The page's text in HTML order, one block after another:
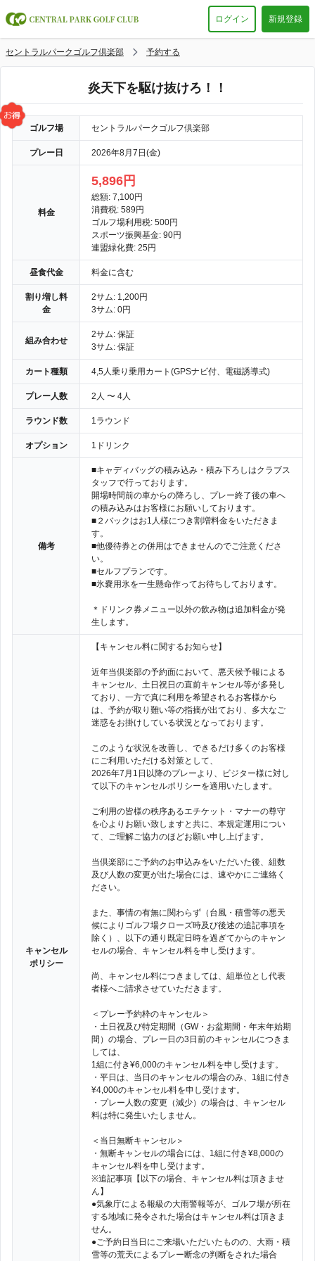
ログイン 新規登録
セントラルパークゴルフ倶楽部 予約する
炎天下を駆け抜けろ！！
ゴルフ場 セントラルパークゴルフ倶楽部
プレー日 2026年8月7日(金)
料金
5,896円
総額: 7,100円
消費税: 589円
ゴルフ場利用税: 500円
スポーツ振興基金: 90円
連盟緑化費: 25円
昼食代金 料金に含む
割り増し料
金
2サム: 1,200円
3サム: 0円
組み合わせ
2サム: 保証
3サム: 保証
カート種類 4,5人乗り乗用カート(GPSナビ付、電磁誘導式)
プレー人数 2人 〜 4人
ラウンド数 1ラウンド
オプション 1ドリンク
備考
■キャディバッグの積み込み・積み下ろしはクラブス
タッフで行っております。
開場時間前の車からの降ろし、プレー終了後の車へ
の積み込みはお客様にお願いしております。
■２バックはお1人様につき割増料金をいただきま
す。
■他優待券との併用はできませんのでご注意くださ
い。
■セルフプランです。
■氷嚢用氷を一生懸命作ってお待ちしております。
＊ドリンク券メニュー以外の飲み物は追加料金が発
生します。
キャンセル
ポリシー
【キャンセル料に関するお知らせ】
近年当倶楽部の予約面において、悪天候予報による
キャンセル、土日祝日の直前キャンセル等が多発し
ており、一方で真に利用を希望されるお客様から
は、予約が取り難い等の指摘が出ており、多大なご
迷惑をお掛けしている状況となっております。
このような状況を改善し、できるだけ多くのお客様
にご利用いただける対策として、
2026年7月1日以降のプレーより、ビジター様に対し
て以下のキャンセルポリシーを適用いたします。
ご利用の皆様の秩序あるエチケット・マナーの尊守
を心よりお願い致しますと共に、本規定運用につい
て、ご理解ご協力のほどお願い申し上げます。
当倶楽部にご予約のお申込みをいただいた後、組数
及び人数の変更が出た場合には、速やかにご連絡く
ださい。
また、事情の有無に関わらず（台風・積雪等の悪天
候によりゴルフ場クローズ時及び後述の追記事項を
除く）、以下の通り既定日時を過ぎてからのキャン
セルの場合、キャンセル料を申し受けます。
尚、キャンセル料につきましては、組単位とし代表
者様へご請求させていただきます。
＜プレー予約枠のキャンセル＞
・土日祝及び特定期間（GW・お盆期間・年末年始期
間）の場合、プレー日の3日前のキャンセルにつきま
しては、
1組に付き¥6,000のキャンセル料を申し受けます。
・平日は、当日のキャンセルの場合のみ、1組に付き
¥4,000のキャンセル料を申し受けます。
・プレー人数の変更（減少）の場合は、キャンセル
料は特に発生いたしません。
＜当日無断キャンセル＞
・無断キャンセルの場合には、1組に付き¥8,000の
キャンセル料を申し受けます。
※追記事項【以下の場合、キャンセル料は頂きませ
ん】
●気象庁による報級の大雨警報等が、ゴルフ場が所在
する地域に発令された場合はキャンセル料は頂きま
せん。
●ご予約日当日にご来場いただいたものの、大雨・積
雪等の荒天によるプレー断念の判断をされた場合